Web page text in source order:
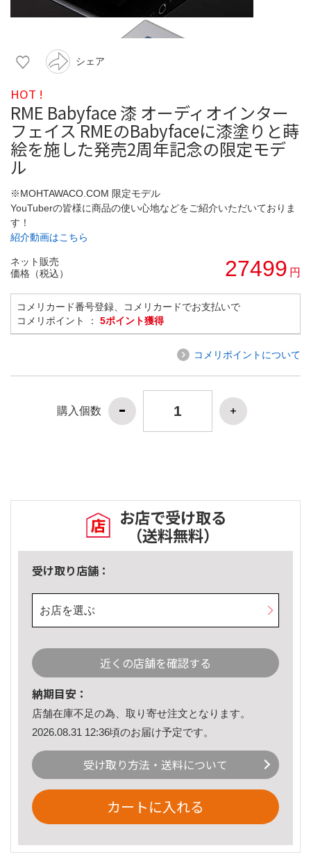
シェア
HOT !
RME Babyface 漆 オーディオインター
フェイス RMEのBabyfaceに漆塗りと蒔
絵を施した発売2周年記念の限定モデ
ル
※MOHTAWACO.COM 限定モデル
YouTuberの皆様に商品の使い心地などをご紹介いただいておりま
す！
紹介動画はこちら
ネット販売
価格（税込）
27499 円
コメリカード番号登録、コメリカードでお支払いで
コメリポイント ： 5ポイント獲得
コメリポイントについて
購入個数
お店で受け取る
（送料無料）
受け取り店舗：
お店を選ぶ
近くの店舗を確認する
納期目安：
店舗在庫不足の為、取り寄せ注文となります。
2026.08.31 12:36頃のお届け予定です。
受け取り方法・送料について
カートに入れる